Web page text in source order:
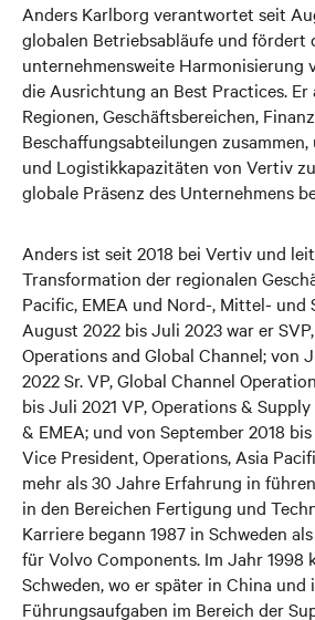
Anders Karlborg verantwortet seit
globalen Betriebsabläufe und fördert
unternehmensweite Harmonisierung
die Ausrichtung an Best Practices.
Regionen, Geschäftsbereichen,
Beschaffungsabteilungen
und Logistikkapazitäten von Vertiv
globale Präsenz des Unternehmens
Anders ist seit 2018 bei Vertiv und
Transformation der regionalen
Pacific, EMEA und Nord-, Mittel- und
August 2022 bis Juli 2023 war er
Operations and Global Channel; von
2022 Sr. VP, Global Channel
bis Juli 2021 VP, Operations &
& EMEA; und von September 2018
Vice President, Operations, Asia
mehr als 30 Jahre Erfahrung in
in den Bereichen Fertigung und
Karriere begann 1987 in Schweden
für Volvo Components. Im Jahr 1998
Schweden, wo er später in China und
Führungsaufgaben im Bereich der